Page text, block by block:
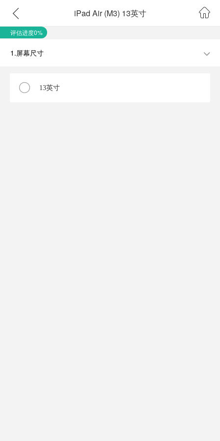
iPad Air (M3) 13英寸
评估进度0%
1.屏幕尺寸
13英寸